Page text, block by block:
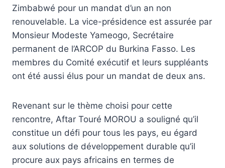
Zimbabwé pour un mandat d’un an non
renouvelable. La vice-présidence est assurée par
Monsieur Modeste Yameogo, Secrétaire
permanent de l’ARCOP du Burkina Fasso. Les
membres du Comité exécutif et leurs suppléants
ont été aussi élus pour un mandat de deux ans.
Revenant sur le thème choisi pour cette
rencontre, Aftar Touré MOROU a souligné qu’il
constitue un défi pour tous les pays, eu égard
aux solutions de développement durable qu’il
procure aux pays africains en termes de